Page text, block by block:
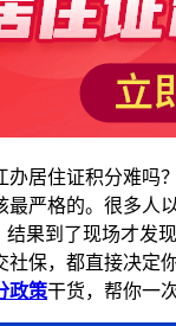
办居住证积分难吗
最严格的。很多人
结果到了现场才发
社保，都直接决定
政策干货，帮你一